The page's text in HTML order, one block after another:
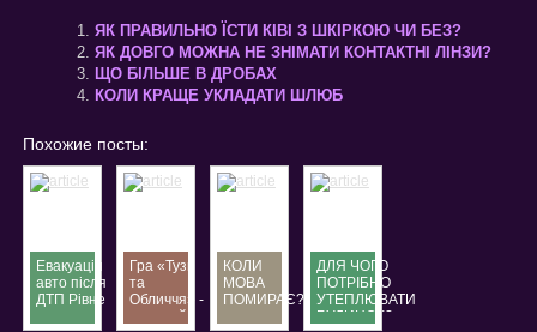
ЯК ПРАВИЛЬНО ЇСТИ КІВІ З ШКІРКОЮ ЧИ БЕЗ?
ЯК ДОВГО МОЖНА НЕ ЗНІМАТИ КОНТАКТНІ ЛІНЗИ?
ЩО БІЛЬШЕ В ДРОБАХ
КОЛИ КРАЩЕ УКЛАДАТИ ШЛЮБ
Похожие посты:
Евакуація
авто після
ДТП Рівне
Гра «Тузи
та
Обличчя» -
окремий
КОЛИ
МОВА
ПОМИРАЄ?
ДЛЯ ЧОГО
ПОТРІБНО
УТЕПЛЮВАТИ
БУДИНОК?